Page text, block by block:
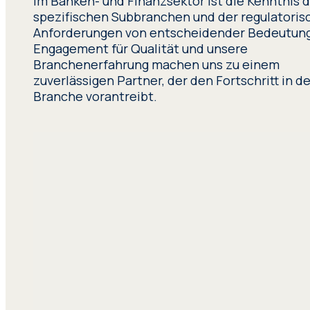
spezifischen Subbranchen und der
Anforderungen von entscheidender
Engagement für Qualität und unsere
Branchenerfahrung machen uns zu einem
zuverlässigen Partner, der den Fortschritt in
Branche vorantreibt.